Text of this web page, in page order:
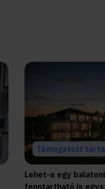
Támogatott
Lehet-e egy
fenntartható is